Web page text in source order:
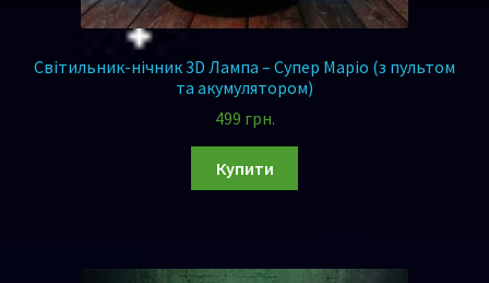
Світильник-нічник 3D Лампа – Супер Маріо (з пультом
та акумулятором)
499 грн.
Купити